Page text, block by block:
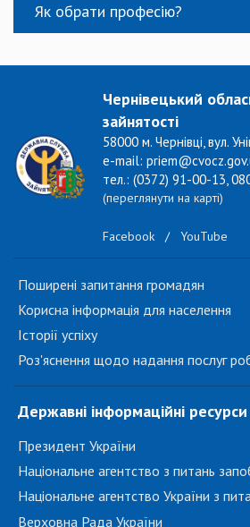
Як обрати професію?
Чернівецький
зайнятості
58000 м. Чернівці, вул.
e-mail:
тел.: (0372) 91-00-13,
(переглянути на карті)
Facebook / YouTube
Поширені запитання громадян
Корисна інформація для населення
Історії успіху
Роз'яснення щодо надання послуг
Державні інформаційні ресурси
Президент України
Національне агентство з питань
Національне агентство України з
Верховна Рада України